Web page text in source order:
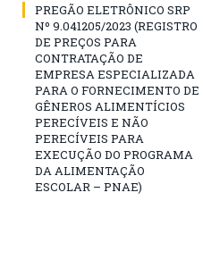
PREGÃO ELETRÔNICO SRP
Nº 9.041205/2023 (REGISTRO
DE PREÇOS PARA
CONTRATAÇÃO DE
EMPRESA ESPECIALIZADA
PARA O FORNECIMENTO DE
GÊNEROS ALIMENTÍCIOS
PERECÍVEIS E NÃO
PERECÍVEIS PARA
EXECUÇÃO DO PROGRAMA
DA ALIMENTAÇÃO
ESCOLAR – PNAE)